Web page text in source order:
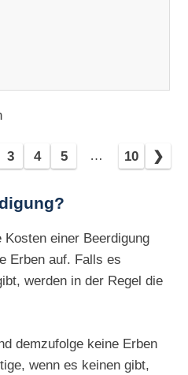
3 4 5 … 10 ❯
einer Beerdigung
Erben auf. Falls es
werden in der Regel die
demzufolge keine Erben
wenn es keinen gibt,